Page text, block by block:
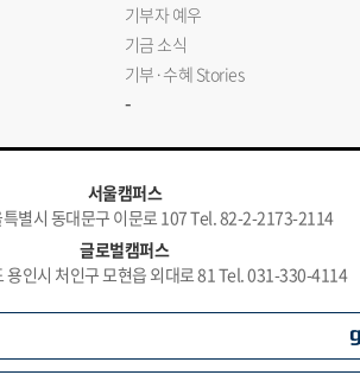
기부자 예우
기금 소식
기부·수혜 Stories
-
서울캠퍼스
별시 동대문구 이문로 107 Tel. 82-2-2173-2114
글로벌캠퍼스
용인시 처인구 모현읍 외대로 81 Tel. 031-330-4114